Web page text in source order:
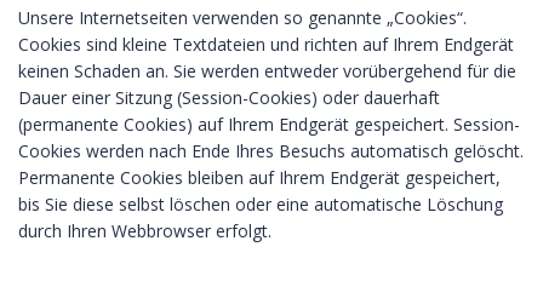
Unsere Internetseiten verwenden so genannte „Cookies“.
Cookies sind kleine Textdateien und richten auf Ihrem Endgerät
keinen Schaden an. Sie werden entweder vorübergehend für die
Dauer einer Sitzung (Session-Cookies) oder dauerhaft
(permanente Cookies) auf Ihrem Endgerät gespeichert. Session-
Cookies werden nach Ende Ihres Besuchs automatisch gelöscht.
Permanente Cookies bleiben auf Ihrem Endgerät gespeichert,
bis Sie diese selbst löschen oder eine automatische Löschung
durch Ihren Webbrowser erfolgt.